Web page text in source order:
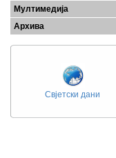
Мултимедија
Архива
Свјетски дани